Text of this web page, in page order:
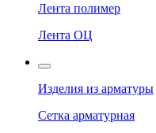
Лента полимер
Лента ОЦ
Изделия из арматуры
Сетка арматурная